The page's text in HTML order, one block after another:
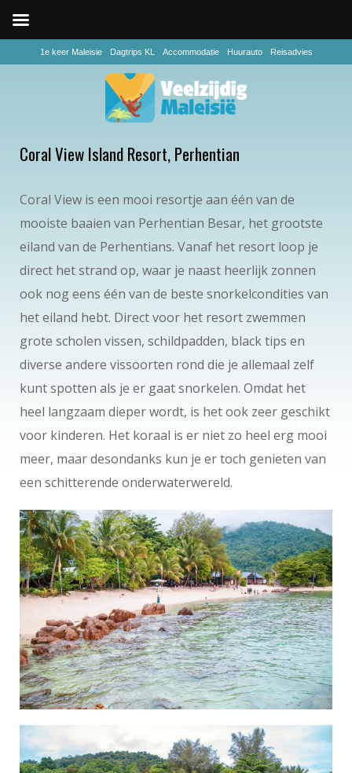
1e keer Maleisie Dagtrips KL Accommodatie Huurauto Reisadvies
Coral View Island Resort, Perhentian
Coral View is een mooi resortje aan één van de
mooiste baaien van Perhentian Besar, het grootste
eiland van de Perhentians. Vanaf het resort loop je
direct het strand op, waar je naast heerlijk zonnen
ook nog eens één van de beste snorkelcondities van
het eiland hebt. Direct voor het resort zwemmen
grote scholen vissen, schildpadden, black tips en
diverse andere vissoorten rond die je allemaal zelf
kunt spotten als je er gaat snorkelen. Omdat het
heel langzaam dieper wordt, is het ook zeer geschikt
voor kinderen. Het koraal is er niet zo heel erg mooi
meer, maar desondanks kun je er toch genieten van
een schitterende onderwaterwereld.